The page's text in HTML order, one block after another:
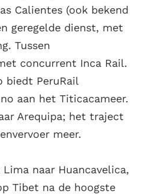
Calientes (ook bekend
geregelde dienst, met
Tussen
concurrent Inca Rail.
biedt PeruRail
aan het Titicacameer.
Arequipa; het traject
meer.
naar Huancavelica,
Tibet na de hoogste